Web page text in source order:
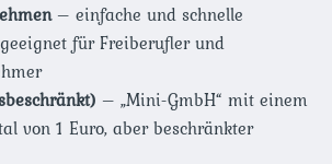
– einfache und schnelle
für Freiberufler und
– „Mini-GmbH“ mit einem
von 1 Euro, aber beschränkter